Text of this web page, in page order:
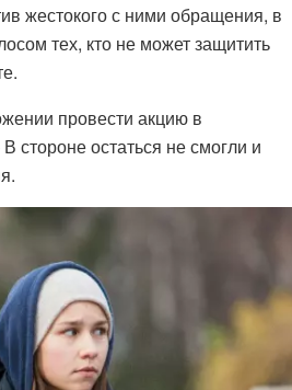
жестокого с ними обращения, в
тех, кто не может защитить
провести акцию в
стороне остаться не смогли и